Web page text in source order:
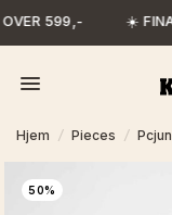
599,- ☀️
Hjem / Pieces /
50%